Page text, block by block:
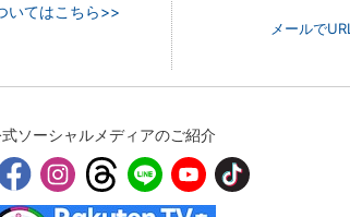
いてはこちら>>
メールで
ソーシャルメディアのご紹介